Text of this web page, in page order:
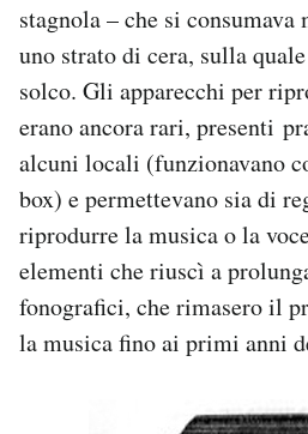
stagnola – che si
uno strato di cera, sulla
solco. Gli apparecchi per
erano ancora rari, presenti
alcuni locali (funzionavano
box) e permettevano sia di
riprodurre la musica o la
elementi che riuscì a
fonografici, che rimasero il
la musica fino ai primi anni